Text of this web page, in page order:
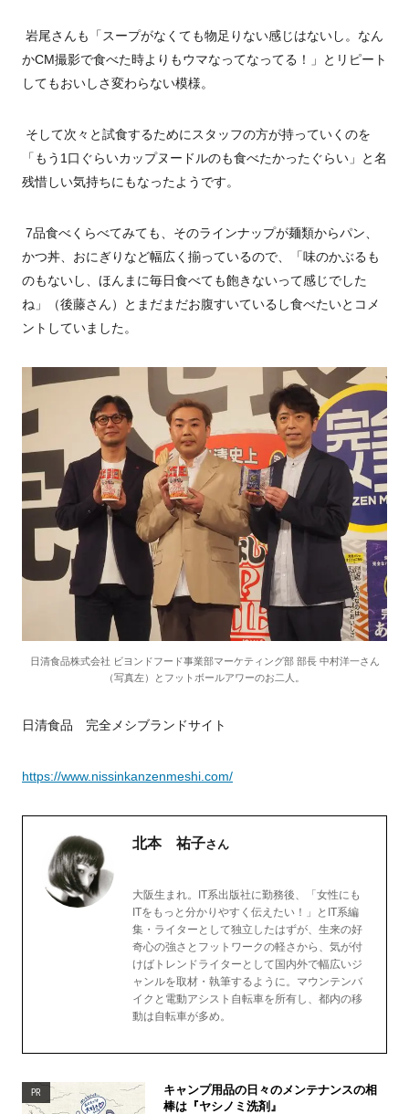
岩尾さんも「スープがなくても物足りない感じはないし。なん
かCM撮影で食べた時よりもウマなってなってる！」とリピート
してもおいしさ変わらない模様。
そして次々と試食するためにスタッフの方が持っていくのを
「もう 1 口ぐらいカップヌードルのも食べたかったぐらい」と名
残惜しい気持ちにもなったようです。
7品食べくらべてみても、そのラインナップが麺類からパン、
かつ丼、おにぎりなど幅広く揃っているので、「味のかぶるも
のもないし、ほんまに毎日食べても飽きないって感じでした
ね」（後藤さん）とまだまだお腹すいているし食べたいとコメ
ントしていました。
日清食品株式会社 ビヨンドフード事業部マーケティング部 部長 中村洋一さん
（写真左）とフットボールアワーのお二人。
日清食品 完全メシブランドサイト
https://www.nissinkanzenmeshi.com/
北本 祐子さん
大阪生まれ。IT系出版社に勤務後、「女性にも
ITをもっと分かりやすく伝えたい！」とIT系編
集・ライターとして独立したはずが、生来の好
奇心の強さとフットワークの軽さから、気が付
けばトレンドライターとして国内外で幅広いジ
ャンルを取材・執筆するように。マウンテンバ
イクと電動アシスト自転車を所有し、都内の移
動は自転車が多め。
PR
キャンプ用品の日々のメンテナンスの相
棒は『ヤシノミ洗剤』